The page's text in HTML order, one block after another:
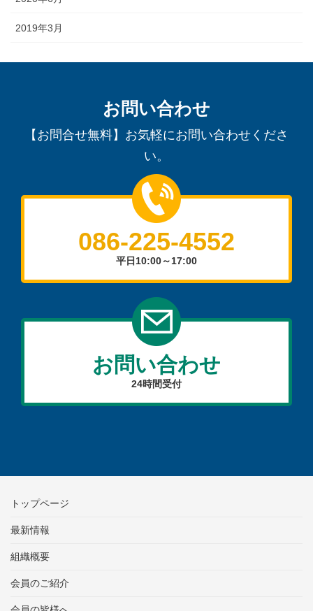
2019年3月
お問い合わせ
【お問合せ無料】お気軽にお問い合わせくださ
い。
086-225-4552
平日10:00～17:00
お問い合わせ
24時間受付
トップページ
最新情報
組織概要
会員のご紹介